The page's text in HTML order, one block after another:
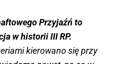
Przyjaźń to
w historii III RP.
kierowano się przy